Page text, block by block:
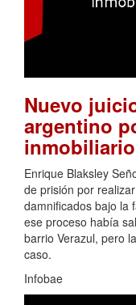
Nuevo
argentino
Enrique Blaksley
de prisión por
damnificados bajo la
ese proceso había
barrio Verazul, pero
caso.
Infobae